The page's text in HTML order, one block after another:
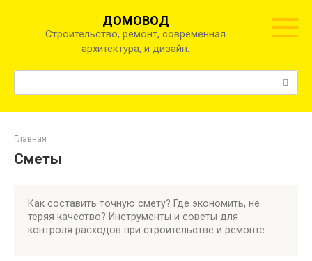
ДОМОВОД
Строительство, ремонт, современная
архитектура, и дизайн.
Главная
Сметы
Как составить точную смету? Где экономить, не
теряя качество? Инструменты и советы для
контроля расходов при строительстве и ремонте.